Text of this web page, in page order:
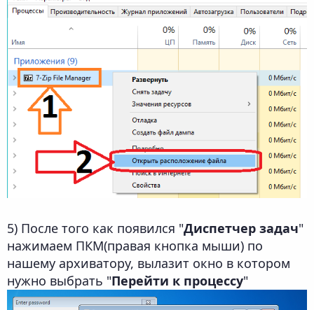
5) После того как появился "Диспетчер задач"
нажимаем ПКМ(правая кнопка мыши) по
нашему архиватору, вылазит окно в котором
нужно выбрать "Перейти к процессу"